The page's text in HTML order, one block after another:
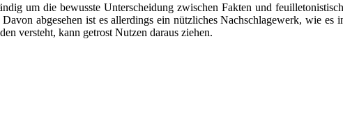
um die bewusste Unterscheidung zwischen Fakten und
abgesehen ist es allerdings ein nützliches Nachschlagewerk, wie es
versteht, kann getrost Nutzen daraus ziehen.